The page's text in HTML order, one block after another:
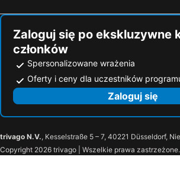
Zaloguj się po ekskluzywne
członków
Spersonalizowane wrażenia
Oferty i ceny dla uczestników
Zaloguj się
trivago N.V., Kesselstraße 5 – 7, 40221 Düsseldorf,
Copyright 2026 trivago | Wszelkie prawa zastrzeżone.